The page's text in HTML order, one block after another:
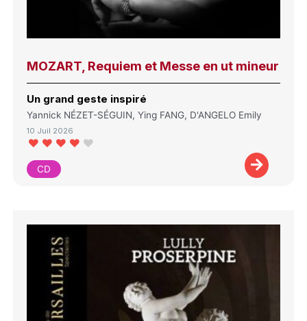
MOZART, Requiem et Messe en ut mineur
Un grand geste inspiré
Yannick NÉZET-SÉGUIN, Ying FANG, D'ANGELO Emily
10 Juil 2026
CD